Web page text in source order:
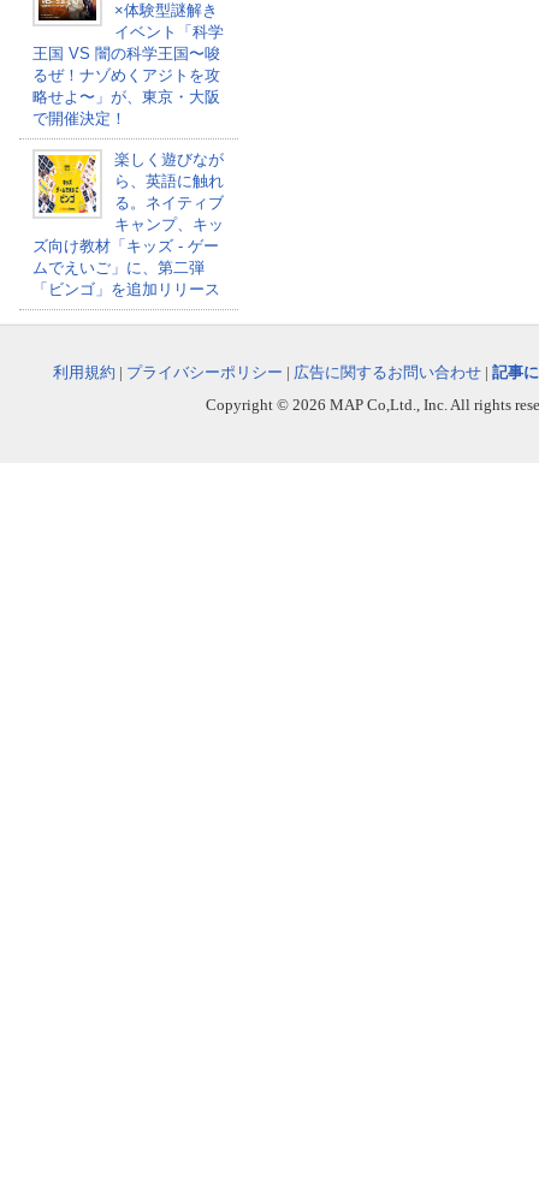
×体験型謎解き
イベント「科学
王国 VS 闇の科学王国〜唆
るぜ！ナゾめくアジトを攻
略せよ〜」が、東京・大阪
で開催決定！
楽しく遊びなが
ら、英語に触れ
る。ネイティブ
キャンプ、キッ
ズ向け教材「キッズ - ゲー
ムでえいご」に、第二弾
「ビンゴ」を追加リリース
利用規約 | プライバシーポリシー | 広告に関するお問い合わせ | 記事
Copyright © 2026 MAP Co,Ltd., Inc. All rights